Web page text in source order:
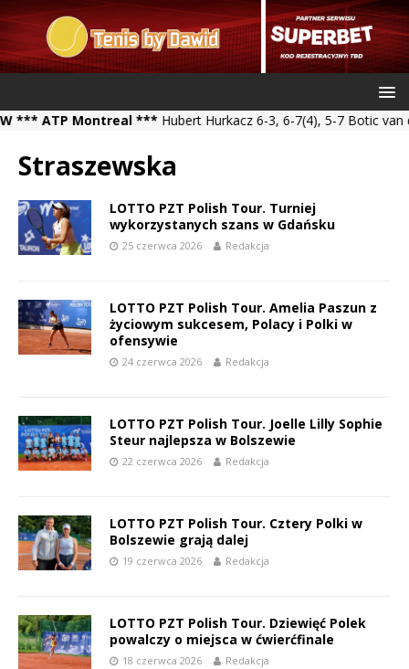
ATP Montreal ***Hubert Hurkacz 6-3, 6-7(4), 5-7 Botic van de
Straszewska
LOTTO PZT Polish Tour. Turniej
wykorzystanych szans w Gdańsku
25 czerwca 2026 Redakcja
LOTTO PZT Polish Tour. Amelia Paszun z
życiowym sukcesem, Polacy i Polki w
ofensywie
24 czerwca 2026 Redakcja
LOTTO PZT Polish Tour. Joelle Lilly Sophie
Steur najlepsza w Bolszewie
22 czerwca 2026 Redakcja
LOTTO PZT Polish Tour. Cztery Polki w
Bolszewie grają dalej
19 czerwca 2026 Redakcja
LOTTO PZT Polish Tour. Dziewięć Polek
powalczy o miejsca w ćwierćfinale
18 czerwca 2026 Redakcja